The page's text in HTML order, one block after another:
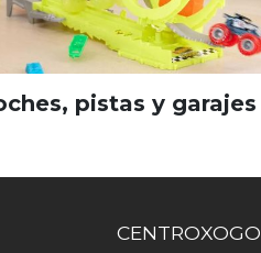
pistas y garajes
CENTROXOGO